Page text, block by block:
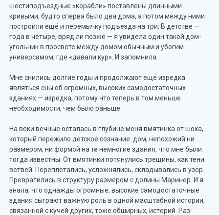
шестиподъездные «корабли» поставлены длинными
кривыми, будто сперва было два дома, а потом между ними
построили ещё и перемычку подъезда на три. В детстве —
года в четыре, вряд ли позже — я увидела один такой дом-
угольник в просвете между домом обычным и убогим
универсамом, где «давали кур». И запомнила.
Мне снились долгие годы и продолжают ещё изредка
являться сны об огромных, высоких самодостаточных
зданиях — изредка, потому что теперь в том меньше
необходимости, чем было раньше.
На веки вечные осталась в глубине меня вмятинка от шока,
который пережило детское сознание: дом, непохожий ни
размером, ни формой на те немногие здания, что мне были
тогда известны. От вмятинки потянулись трещины, как тени
ветвей. Переплетались, усложнялись, складывались в узор.
Превратились в структуру размером с долины Маринер. И я
знала, что однажды огромные, высокие самодостаточные
здания сыграют важную роль в одной масштабной истории,
связанной с кучей других, тоже обширных, историй. Раз-